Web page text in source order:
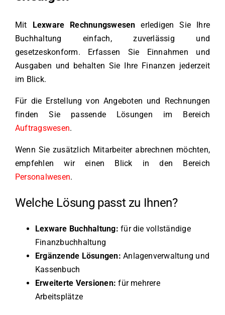
Mit Lexware Rechnungswesen erledigen Sie Ihre
Buchhaltung einfach, zuverlässig und
gesetzeskonform. Erfassen Sie Einnahmen und
Ausgaben und behalten Sie Ihre Finanzen jederzeit
im Blick.
Für die Erstellung von Angeboten und Rechnungen
finden Sie passende Lösungen im Bereich
Auftragswesen.
Wenn Sie zusätzlich Mitarbeiter abrechnen möchten,
empfehlen wir einen Blick in den Bereich
Personalwesen.
Welche Lösung passt zu Ihnen?
Lexware Buchhaltung: für die vollständige
Finanzbuchhaltung
Ergänzende Lösungen: Anlagenverwaltung und
Kassenbuch
Erweiterte Versionen: für mehrere
Arbeitsplätze